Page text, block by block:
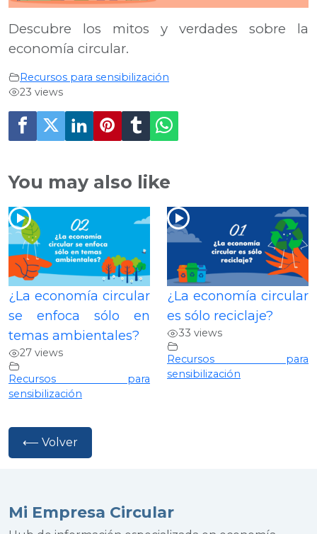
Descubre los mitos y verdades sobre la
economía circular.
Recursos para sensibilización
23 views
You may also like
¿La economía circular
se enfoca sólo en
temas ambientales?
27 views
Recursos para
sensibilización
¿La economía circular
es sólo reciclaje?
33 views
Recursos para
sensibilización
⟵ Volver
Mi Empresa Circular